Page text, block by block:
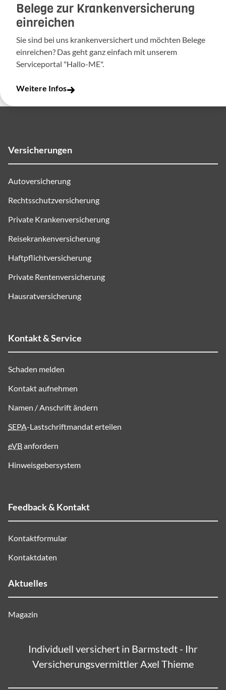
Belege zur Krankenversicherung
einreichen
Sie sind bei uns krankenversichert und möchten Belege
einreichen? Das geht ganz einfach mit unserem
Serviceportal "Hallo-ME".
Weitere Infos
Versicherungen
Autoversicherung
Rechtsschutzversicherung
Private Krankenversicherung
Reisekrankenversicherung
Haftpflichtversicherung
Private Rentenversicherung
Hausratversicherung
Kontakt & Service
Schaden melden
Kontakt aufnehmen
Namen / Anschrift ändern
SEPA-Lastschriftmandat erteilen
eVBanfordern
Hinweisgebersystem
Feedback & Kontakt
Kontaktformular
Kontaktdaten
Aktuelles
Magazin
Individuell versichert in Barmstedt - Ihr
Versicherungsvermittler Axel Thieme